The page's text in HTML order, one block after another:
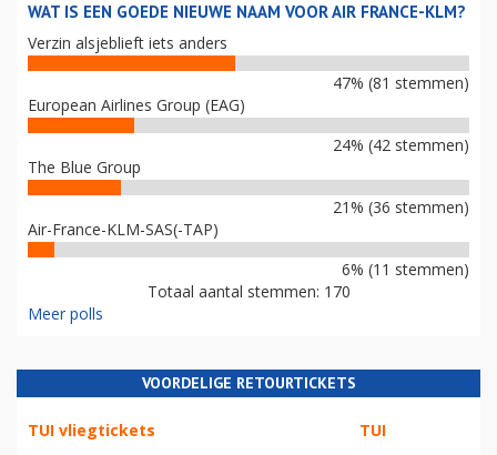
WAT IS EEN GOEDE NIEUWE NAAM VOOR AIR FRANCE-KLM?
Verzin alsjeblieft iets anders
47% (81 stemmen)
European Airlines Group (EAG)
24% (42 stemmen)
The Blue Group
21% (36 stemmen)
Air-France-KLM-SAS(-TAP)
6% (11 stemmen)
Totaal aantal stemmen: 170
Meer polls
VOORDELIGE RETOURTICKETS
TUI vliegtickets TUI